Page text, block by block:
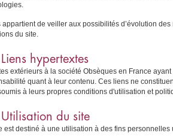
appartient de veiller aux possibilités d’évolution
du site.
hypertextes
extérieurs à la société Obsèques en France
quant à leur contenu. Ces liens ne
à leurs propres conditions d'utilisation et
du site
est destiné à une utilisation à des fins